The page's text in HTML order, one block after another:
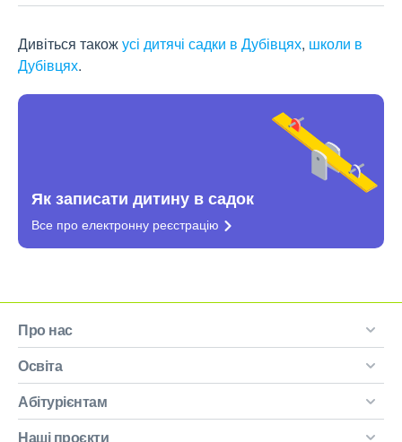
Дивіться такожусі дитячі садки в Дубівцях, школи в
Дубівцях.
Як записати дитину в садок
Все про електронну реєстрацію
Про нас
Освіта
Абітурієнтам
Наші проєкти